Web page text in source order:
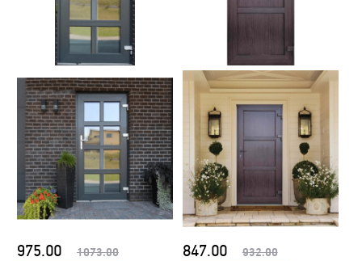
975.00 1073.00 847.00 932.00